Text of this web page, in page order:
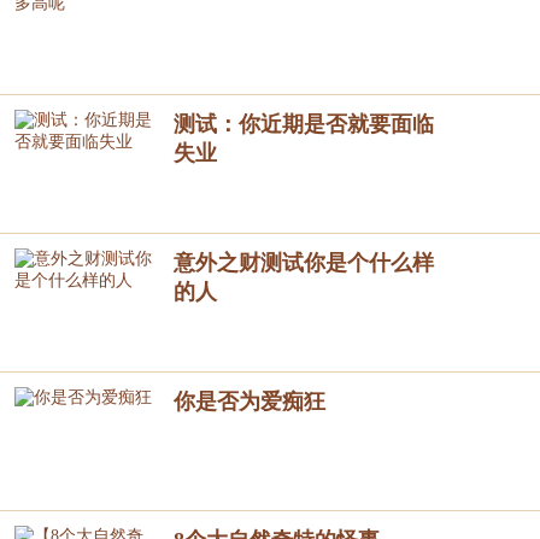
测试：你近期是否就要面临
失业
意外之财测试你是个什么样
的人
你是否为爱痴狂